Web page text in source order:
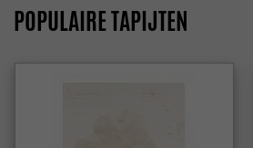
POPULAIRE TAPIJTEN